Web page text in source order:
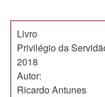
Livro
Privilégio da
2018
Autor:
Ricardo Antunes